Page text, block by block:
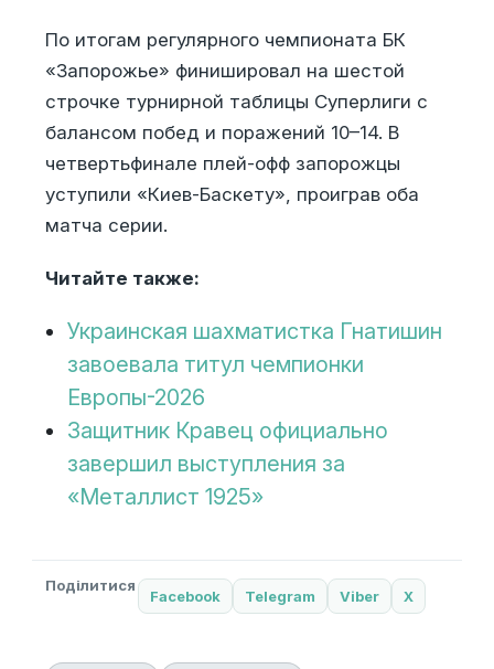
По итогам регулярного чемпионата БК
«Запорожье» финишировал на шестой
строчке турнирной таблицы Суперлиги с
балансом побед и поражений 10–14. В
четвертьфинале плей-офф запорожцы
уступили «Киев-Баскету», проиграв оба
матча серии.
Читайте также:
Украинская шахматистка Гнатишин
завоевала титул чемпионки
Европы-2026
Защитник Кравец официально
завершил выступления за
«Металлист 1925»
Поділитися
Facebook Telegram Viber X